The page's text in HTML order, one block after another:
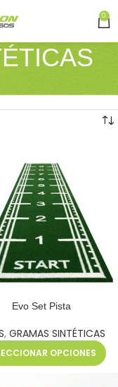
0
los 9 resultados
Evo Set Pista
, GRAMAS SINTÉTICAS
OPCIONES